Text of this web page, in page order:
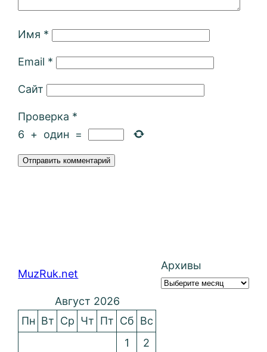
Имя *
Email *
Сайт
Проверка *
6 + один =
MuzRuk.net
Архивы
Август 2026
Пн Вт Ср Чт Пт Сб Вс
1
2